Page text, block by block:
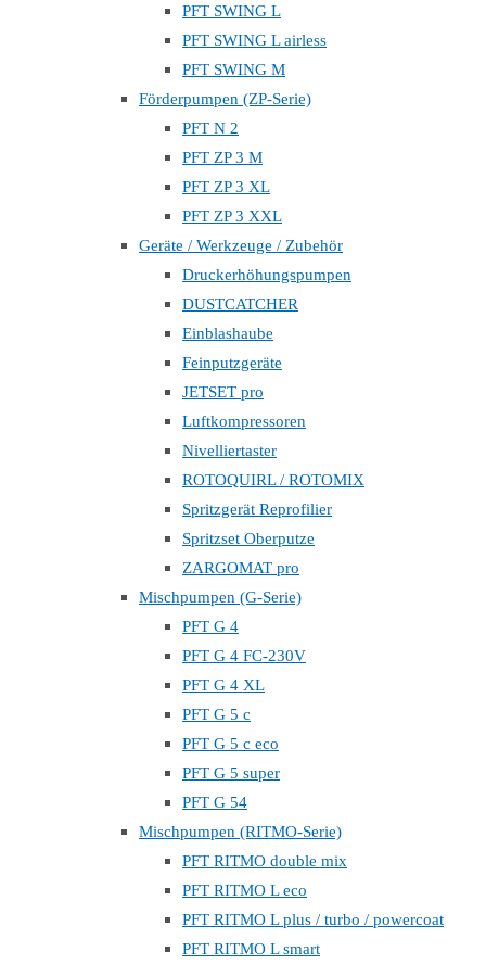
PFT SWING L
PFT SWING L airless
PFT SWING M
Förderpumpen (ZP-Serie)
PFT N 2
PFT ZP 3 M
PFT ZP 3 XL
PFT ZP 3 XXL
Geräte / Werkzeuge / Zubehör
Druckerhöhungspumpen
DUSTCATCHER
Einblashaube
Feinputzgeräte
JETSET pro
Luftkompressoren
Nivelliertaster
ROTOQUIRL / ROTOMIX
Spritzgerät Reprofilier
Spritzset Oberputze
ZARGOMAT pro
Mischpumpen (G-Serie)
PFT G 4
PFT G 4 FC-230V
PFT G 4 XL
PFT G 5 c
PFT G 5 c eco
PFT G 5 super
PFT G 54
Mischpumpen (RITMO-Serie)
PFT RITMO double mix
PFT RITMO L eco
PFT RITMO L plus / turbo / powercoat
PFT RITMO L smart